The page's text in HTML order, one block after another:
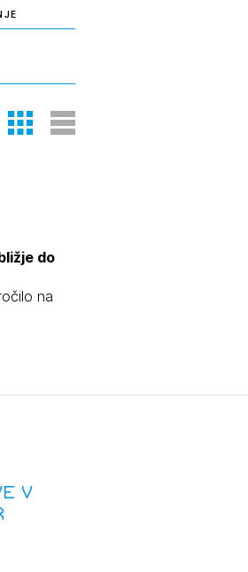
Thumbnail View
List View
do
na
v